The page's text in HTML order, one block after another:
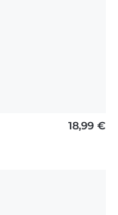
18,99 €